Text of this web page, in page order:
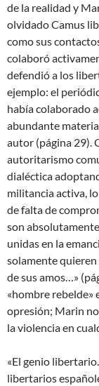
de la realidad y
olvidado Camus
como sus
colaboró
defendió a los
ejemplo: el
había colaborado
abundante
autor (página 29).
autoritarismo
dialéctica
militancia activa,
de falta de
son
unidas en la
solamente quieren
de sus amos…»
«hombre rebelde»
opresión; Marin
la violencia en
«El genio
libertarios